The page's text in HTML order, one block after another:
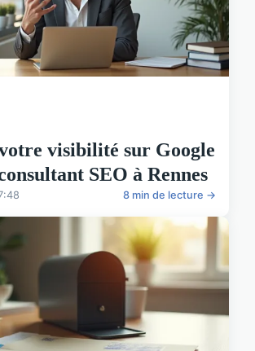
visibilité sur Google
SEO à Rennes
8 min de lecture →